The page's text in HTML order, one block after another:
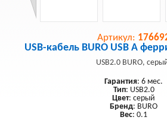
Артикул:
USB-кабель BURO USB A
USB2.0 BURO,
Гарантия: 6 мес.
Тип: USB2.0
Цвет: серый
Бренд: BURO
Вес: 0.1